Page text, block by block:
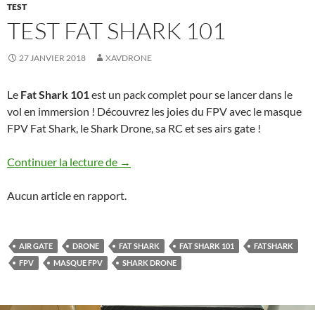
TEST
TEST FAT SHARK 101
27 JANVIER 2018 XAVDRONE
Le Fat Shark 101 est un pack complet pour se lancer dans le
vol en immersion ! Découvrez les joies du FPV avec le masque
FPV Fat Shark, le Shark Drone, sa RC et ses airs gate !
Continuer la lecture de Test Fat Shark 101
→
Aucun article en rapport.
AIR GATE DRONE FAT SHARK FAT SHARK 101
FATSHARK
FPV
MASQUE FPV SHARK DRONE